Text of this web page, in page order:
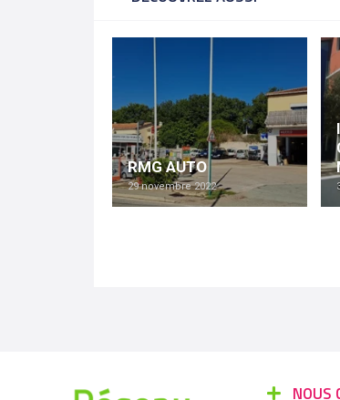
RMG AUTO
29 novembre 2022
NOUS